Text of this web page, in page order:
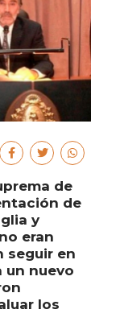
de
de
y
eran
seguir en
un nuevo
los